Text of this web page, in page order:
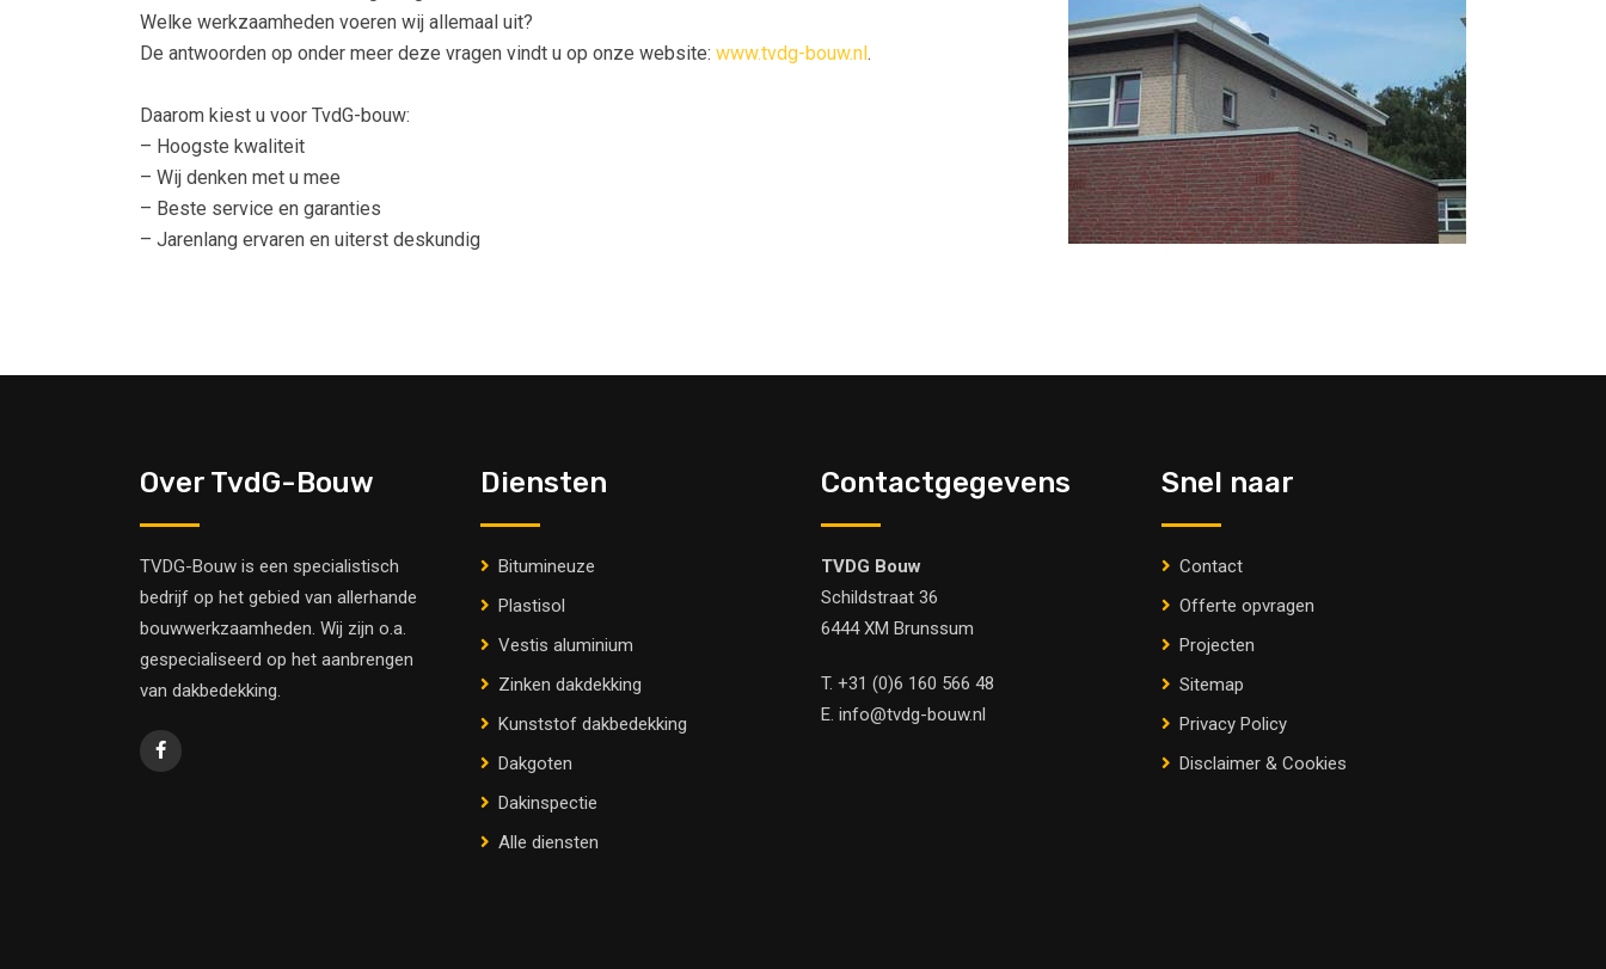
Welke werkzaamheden voeren wij allemaal uit?
De antwoorden op onder meer deze vragen vindt u op onze website: www.tvdg-bouw.nl .
Daarom kiest u voor TvdG-bouw:
– Hoogste kwaliteit
– Wij denken met u mee
– Beste service en garanties
– Jarenlang ervaren en uiterst deskundig
Over TvdG-Bouw
TVDG-Bouw is een specialistisch
bedrijf op het gebied van allerhande
bouwwerkzaamheden. Wij zijn o.a.
gespecialiseerd op het aanbrengen
van dakbedekking.
Diensten
Bitumineuze
Plastisol
Vestis aluminium
Zinken dakdekking
Kunststof dakbedekking
Dakgoten
Dakinspectie
Alle diensten
Contactgegevens
TVDG Bouw
Schildstraat 36
6444 XM Brunssum
T. +31 (0)6 160 566 48
E. info@tvdg-bouw.nl
Snel naar
Contact
Offerte opvragen
Projecten
Sitemap
Privacy Policy
Disclaimer & Cookies